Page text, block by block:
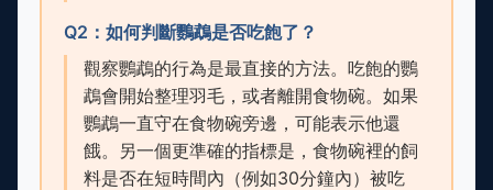
Q2：如何判斷鸚鵡是否吃飽了？
觀察鸚鵡的行為是最直接的方法。吃飽的鸚
鵡會開始整理羽毛，或者離開食物碗。如果
鸚鵡一直守在食物碗旁邊，可能表示他還
餓。另一個更準確的指標是，食物碗裡的飼
料是否在短時間內（例如30分鐘內）被吃